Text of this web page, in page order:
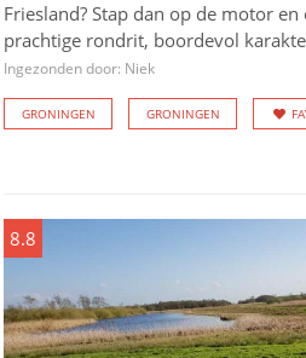
Friesland? Stap dan op de motor en
prachtige rondrit, boordevol
Ingezonden door: Niek
GRONINGEN GRONINGEN
8.8